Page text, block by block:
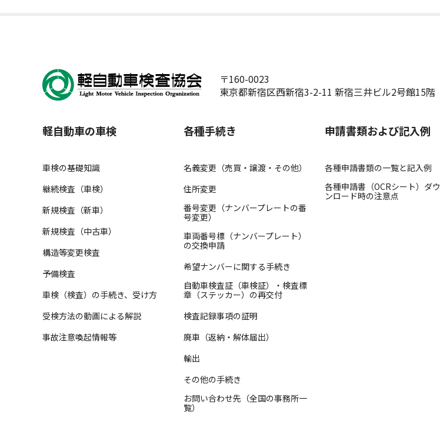
〒160-0023
東京都新宿区西新宿3-2-11 新宿三井ビル2号館15階
軽自動車の車検
車検の基礎知識
継続検査（車検）
新規検査（新車）
新規検査（中古車）
構造等変更検査
予備検査
車検（検査）の手続き、受け方
受検方法の動画による解説
事故注意喚起情報等
各種手続き
名義変更（売買・譲渡・その他）
住所変更
番号変更（ナンバープレートの番
号変更）
車両番号標（ナンバープレート）
の交換申請
希望ナンバーに関する手続き
自動車検査証（車検証）・検査標
章（ステッカー）の再交付
検査記録事項の証明
廃車（返納・解体届出）
輸出
その他の手続き
お問い合わせ先（全国の事務所一
覧）
申請書類および記入例
各種申請書類の一覧と記入例
各種申請書（OCRシート）ダウ
ンロード時の注意点